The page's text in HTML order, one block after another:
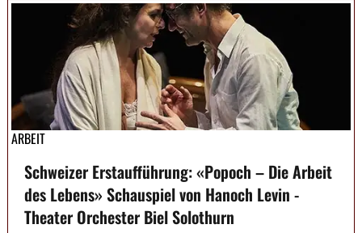
ARBEIT
Schweizer Erstaufführung: «Popoch – Die Arbeit
des Lebens» Schauspiel von Hanoch Levin -
Theater Orchester Biel Solothurn